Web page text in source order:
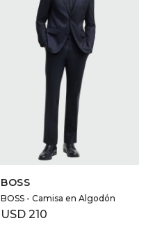
SELECCIONAR TALLE
BOSS
BOSS - Camisa en Algodón
USD 210